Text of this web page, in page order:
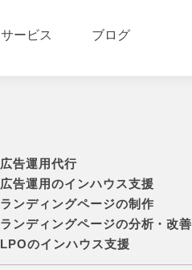
サービス ブログ
広告運用代行
広告運用のインハウス支援
ランディングページの制作
ランディングページの分析・改善
LPOのインハウス支援